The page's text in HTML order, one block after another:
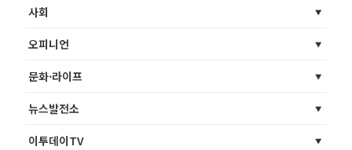
사회
오피니언
문화·라이프
뉴스발전소
이투데이TV